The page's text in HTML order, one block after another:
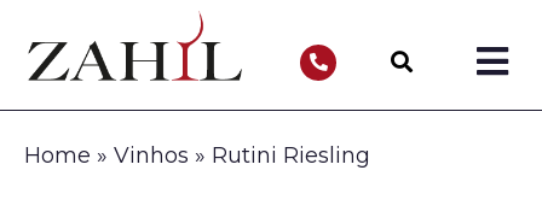
Home » Vinhos » Rutini Riesling